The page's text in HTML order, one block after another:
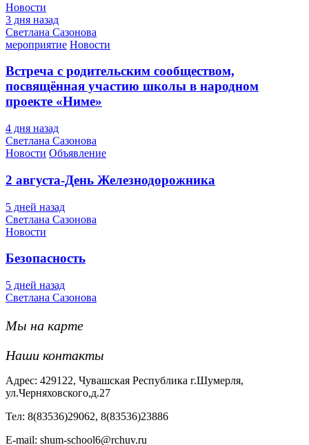
Новости
3 дня назад
Светлана Сазонова
мероприятие Новости
Встреча с родительским сообществом,
посвящённая участию школы в народном
проекте «Ниме»
4 дня назад
Светлана Сазонова
Новости Объявление
2 августа-День Железнодорожника
5 дней назад
Светлана Сазонова
Новости
Безопасность
5 дней назад
Светлана Сазонова
Мы на карте
Наши контакты
Адрес: 429122, Чувашская Республика г.Шумерля,
ул.Черняховского,д.27
Тел: 8(83536)29062, 8(83536)23886
Е-mail: shum-school6@rchuv.ru